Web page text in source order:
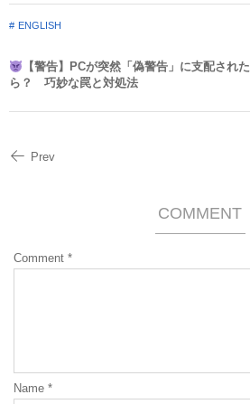
ENGLISH
【警告】PCが突然「偽警告」に支配された
ら？ 巧妙な罠と対処法
Prev
COMMENT
Comment *
Name *